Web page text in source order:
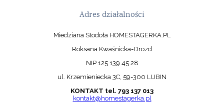
Adres działalności
Miedziana Stodoła HOMESTAGERKA.PL
Roksana Kwaśnicka-Drozd
NIP 125 139 45 28
ul. Krzemieniecka 3C, 59-300 LUBIN
KONTAKT tel. 793 137 013
kontakt@homestagerka.pl